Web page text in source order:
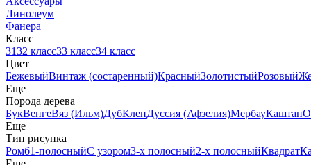
Линолеум
Фанера
Класс
3132 класс33 класс34 класс
Цвет
БежевыйВинтаж (состаренный)КрасныйЗолотистыйРозовый
Еще
Порода дерева
БукВенгеВяз (Ильм)ДубКленДуссия (Афзелия)МербауКаштан
Еще
Тип рисунка
Ромб1-полосныйС узором3-х полосный2-х полосныйКвадрат